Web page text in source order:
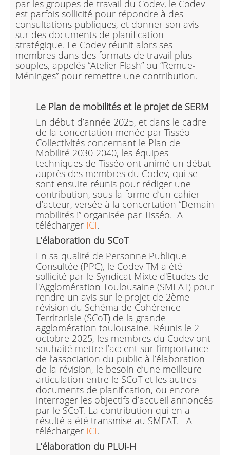
par les groupes de travail du Codev, le Codev
est parfois sollicité pour répondre à des
consultations publiques, et donner son avis
sur des documents de planification
stratégique. Le Codev réunit alors ses
membres dans des formats de travail plus
souples, appelés “Atelier Flash” ou “Remue-
Méninges” pour remettre une contribution.
Le Plan de mobilités et le projet de SERM
En début d’année 2025, et dans le cadre
de la concertation menée par Tisséo
Collectivités concernant le Plan de
Mobilité 2030-2040, les équipes
techniques de Tisséo ont animé un débat
auprès des membres du Codev, qui se
sont ensuite réunis pour rédiger une
contribution, sous la forme d’un cahier
d’acteur, versée à la concertation “Demain
mobilités !” organisée par Tisséo. A
télécharger ICI.
L’élaboration du SCoT
En sa qualité de Personne Publique
Consultée (PPC), le Codev TM a été
sollicité par le Syndicat Mixte d'Etudes de
l'Agglomération Toulousaine (SMEAT) pour
rendre un avis sur le projet de 2ème
révision du Schéma de Cohérence
Territoriale (SCoT) de la grande
agglomération toulousaine. Réunis le 2
octobre 2025, les membres du Codev ont
souhaité mettre l’accent sur l’importance
de l’association du public à l’élaboration
de la révision, le besoin d’une meilleure
articulation entre le SCoT et les autres
documents de planification, ou encore
interroger les objectifs d’accueil annoncés
par le SCoT. La contribution qui en a
résulté a été transmise au SMEAT. A
télécharger ICI.
L’élaboration du PLUi-H